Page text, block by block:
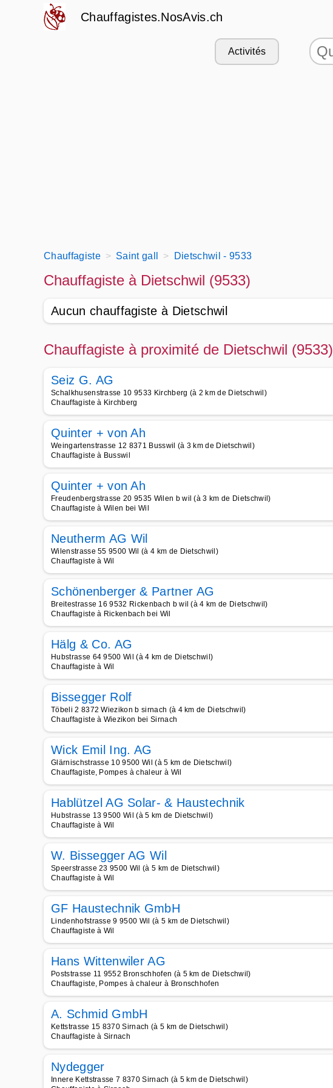
Chauffagistes.NosAvis.ch
Activités
Chauffagiste Saint gall Dietschwil - 9533
Chauffagiste à Dietschwil (9533)
Aucun chauffagiste à Dietschwil
Chauffagiste à proximité de Dietschwil (9533)
Seiz G. AG
Schalkhusenstrasse 10 9533 Kirchberg (à 2 km de Dietschwil)
Chauffagiste à Kirchberg
Quinter + von Ah
Weingartenstrasse 12 8371 Busswil (à 3 km de Dietschwil)
Chauffagiste à Busswil
Quinter + von Ah
Freudenbergstrasse 20 9535 Wilen b wil (à 3 km de Dietschwil)
Chauffagiste à Wilen bei Wil
Neutherm AG Wil
Wilenstrasse 55 9500 Wil (à 4 km de Dietschwil)
Chauffagiste à Wil
Schönenberger & Partner AG
Breitestrasse 16 9532 Rickenbach b wil (à 4 km de Dietschwil)
Chauffagiste à Rickenbach bei Wil
Hälg & Co. AG
Hubstrasse 64 9500 Wil (à 4 km de Dietschwil)
Chauffagiste à Wil
Bissegger Rolf
Töbeli 2 8372 Wiezikon b sirnach (à 4 km de Dietschwil)
Chauffagiste à Wiezikon bei Sirnach
Wick Emil Ing. AG
Glärnischstrasse 10 9500 Wil (à 5 km de Dietschwil)
Chauffagiste, Pompes à chaleur à Wil
Hablützel AG Solar- & Haustechnik
Hubstrasse 13 9500 Wil (à 5 km de Dietschwil)
Chauffagiste à Wil
W. Bissegger AG Wil
Speerstrasse 23 9500 Wil (à 5 km de Dietschwil)
Chauffagiste à Wil
GF Haustechnik GmbH
Lindenhofstrasse 9 9500 Wil (à 5 km de Dietschwil)
Chauffagiste à Wil
Hans Wittenwiler AG
Poststrasse 11 9552 Bronschhofen (à 5 km de Dietschwil)
Chauffagiste, Pompes à chaleur à Bronschhofen
A. Schmid GmbH
Kettstrasse 15 8370 Sirnach (à 5 km de Dietschwil)
Chauffagiste à Sirnach
Nydegger
Innere Kettstrasse 7 8370 Sirnach (à 5 km de Dietschwil)